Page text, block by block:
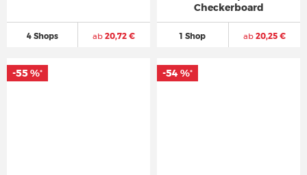
4 Shops ab 20,72 €
Checkerboard
1 Shop ab20,25 €
-55 %* -54 %*